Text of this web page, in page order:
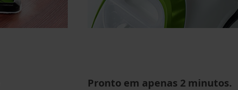
Pronto em apenas 2 minutos.